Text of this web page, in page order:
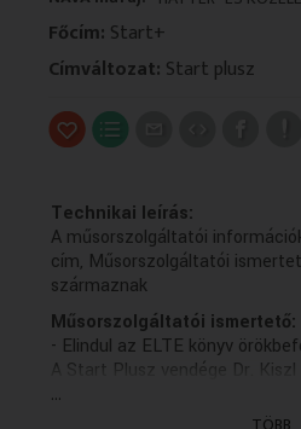
Főcím: Start+
Címváltozat: Start plusz
Technikai leírás:
A műsorszolgáltatói
cím, Műsorszolgáltatói
származnak
Műsorszolgáltatói ismertető:
- Elindul az ELTE könyv
A Start Plusz vendége Dr.
Könyvtárért Alapítvány elnöke.
...